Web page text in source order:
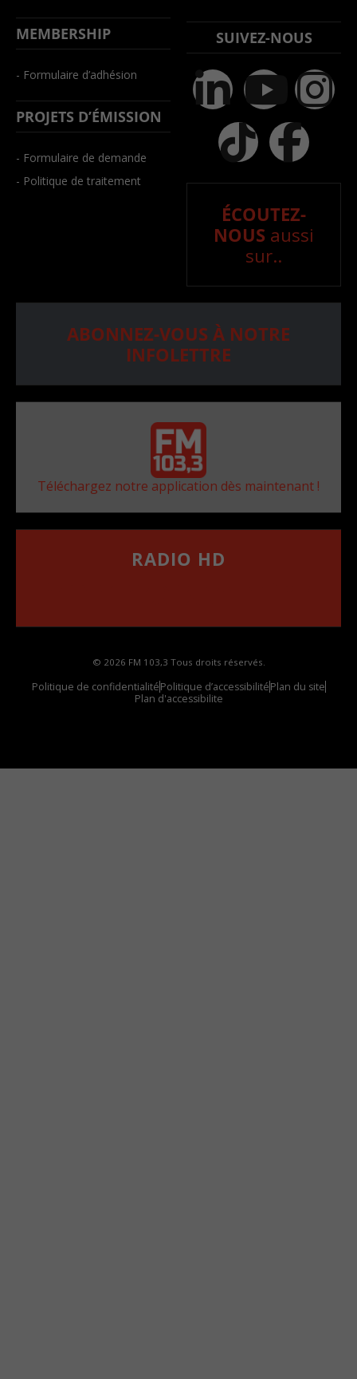
MEMBERSHIP
- Formulaire d’adhésion
PROJETS D’ÉMISSION
- Formulaire de demande
- Politique de traitement
SUIVEZ-NOUS
ÉCOUTEZ-
NOUS aussi
sur..
ABONNEZ-VOUS À NOTRE
INFOLETTRE
Téléchargez notre application dès maintenant !
RADIO HD
© 2026 FM 103,3 Tous droits réservés.
Politique de confidentialitéPolitique d’accessibilitéPlan du site
Plan d'accessibilite